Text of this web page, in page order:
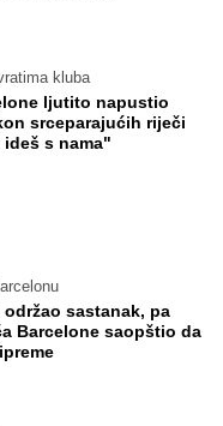
kluba
ljutito napustio
srceparajućih riječi
s nama"
sastanak, pa
Barcelone saopštio da